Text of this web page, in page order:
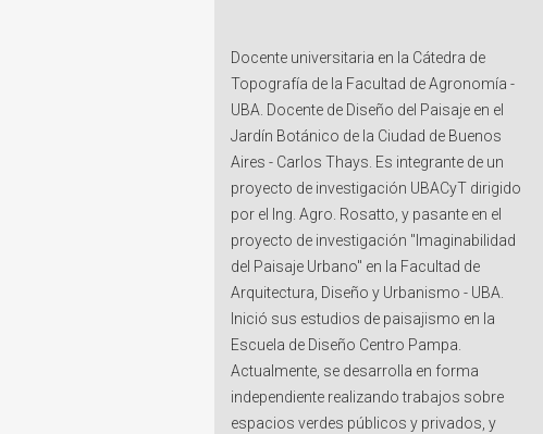
Docente universitaria en la Cátedra de
Topografía de la Facultad de Agronomía -
UBA. Docente de Diseño del Paisaje en el
Jardín Botánico de la Ciudad de Buenos
Aires - Carlos Thays. Es integrante de un
proyecto de investigación UBACyT dirigido
por el Ing. Agro. Rosatto, y pasante en el
proyecto de investigación "Imaginabilidad
del Paisaje Urbano" en la Facultad de
Arquitectura, Diseño y Urbanismo - UBA.
Inició sus estudios de paisajismo en la
Escuela de Diseño Centro Pampa.
Actualmente, se desarrolla en forma
independiente realizando trabajos sobre
espacios verdes públicos y privados, y